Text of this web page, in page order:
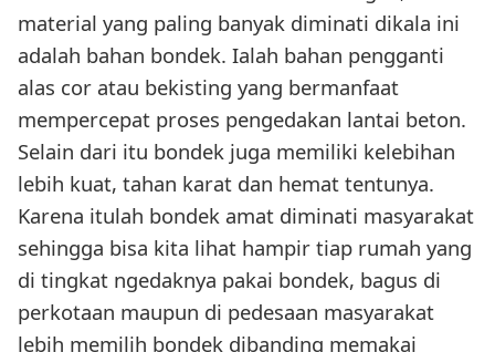
material yang paling banyak diminati dikala ini
adalah bahan bondek. Ialah bahan pengganti
alas cor atau bekisting yang bermanfaat
mempercepat proses pengedakan lantai beton.
Selain dari itu bondek juga memiliki kelebihan
lebih kuat, tahan karat dan hemat tentunya.
Karena itulah bondek amat diminati masyarakat
sehingga bisa kita lihat hampir tiap rumah yang
di tingkat ngedaknya pakai bondek, bagus di
perkotaan maupun di pedesaan masyarakat
lebih memilih bondek dibanding memakai